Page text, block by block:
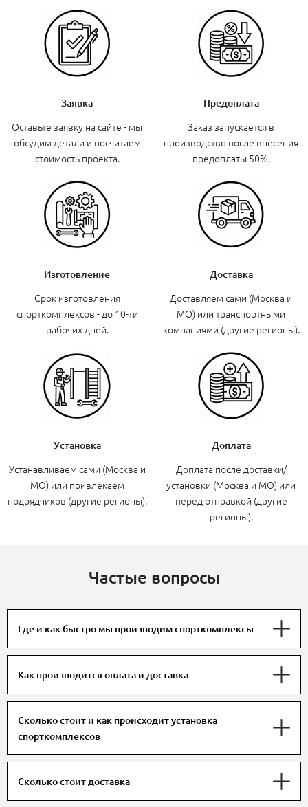
Заявка
Оставьте заявку на сайте - мы
обсудим детали и посчитаем
стоимость проекта.
Предоплата
Заказ запускается в
производство после внесения
предоплаты 50%.
Изготовление
Срок изготовления
спорткомплексов - до 10-ти
рабочих дней.
Доставка
Доставляем сами (Москва и
МО) или транспортными
компаниями (другие регионы).
Установка
Устанавливаем сами (Москва и
МО) или привлекаем
подрядчиков (другие регионы).
Доплата
Доплата после доставки/
установки (Москва и МО) или
перед отправкой (другие
регионы).
Частые вопросы
Где и как быстро мы производим спорткомплексы
Как производится оплата и доставка
Сколько стоит и как происходит установка
спорткомплексов
Сколько стоит доставка